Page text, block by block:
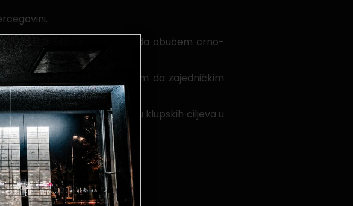
čekam početak sezone, da obučem crno-
povjerenje. Vjerujem da zajedničkim
igrama doprinijeti ostvarenju klupskih ciljeva u